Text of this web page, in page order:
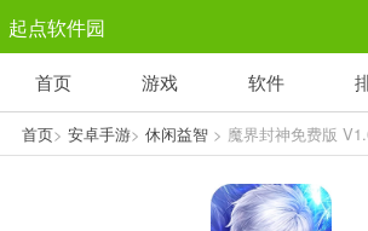
起点软件园
塔防游戏
1千+款游戏
休闲益智
1万+款游戏
赛车竞速
3百+款游戏
首页 游戏 软件
首页> 安卓手游> 休闲益智> 魔界封神免费版